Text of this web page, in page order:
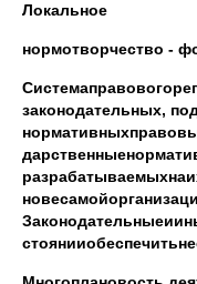
Локальное
нормотворчество -
Системаправового
законодательных,
нормативных
дарственные
разрабатываемыхна
новесамой
Законодательныеи
стоянииобеспечить